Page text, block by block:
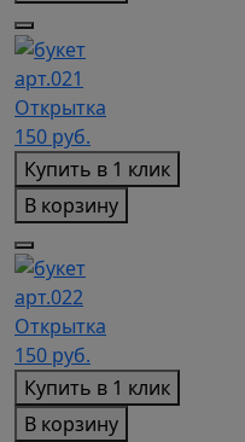
арт.021
Открытка
150 руб.
Купить в 1 клик
В корзину
арт.022
Открытка
150 руб.
Купить в 1 клик
В корзину